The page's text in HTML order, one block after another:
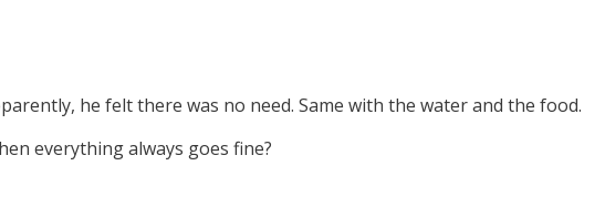
he felt there was no need. Same with the water and the food.
everything always goes fine?